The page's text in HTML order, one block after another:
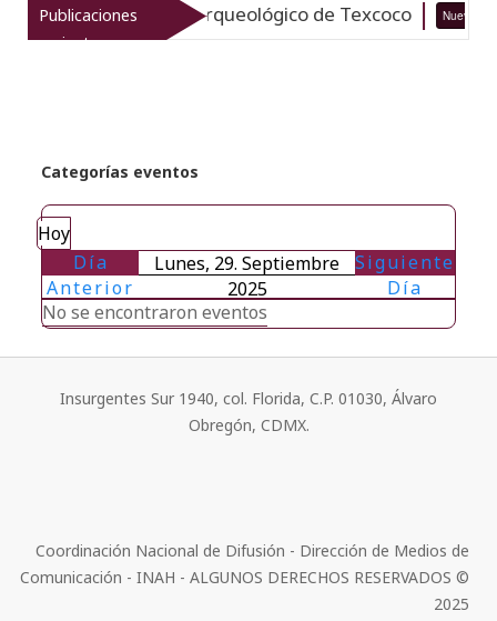
Publicaciones
recientes
el patrimonio arqueológico de Texcoco Nuevo
Categorías eventos
Hoy
Día
Anterior
Lunes, 29. Septiembre
2025
Siguiente
Día
No se encontraron eventos
Insurgentes Sur 1940, col. Florida, C.P. 01030, Álvaro
Obregón, CDMX.
Coordinación Nacional de Difusión - Dirección de Medios de
Comunicación - INAH - ALGUNOS DERECHOS RESERVADOS ©
2025